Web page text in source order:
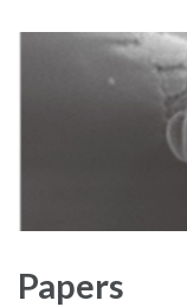
Papers